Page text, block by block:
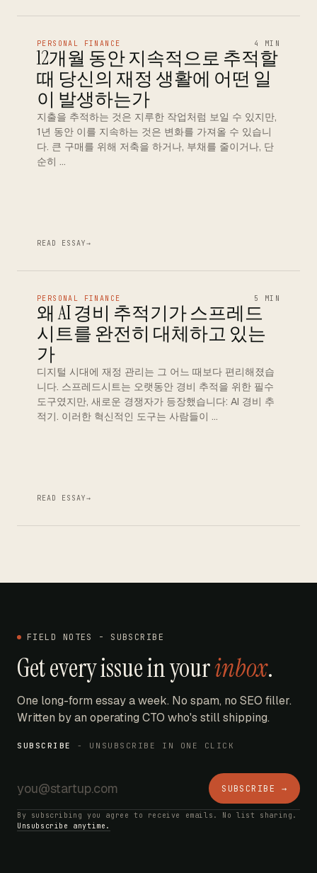
PERSONAL FINANCE 4 MIN
12개월 동안 지속적으로 추적할
때 당신의 재정 생활에 어떤 일
이 발생하는가
지출을 추적하는 것은 지루한 작업처럼 보일 수 있지만,
1년 동안 이를 지속하는 것은 변화를 가져올 수 있습니
다. 큰 구매를 위해 저축을 하거나, 부채를 줄이거나, 단
순히 …
READ ESSAY→
PERSONAL FINANCE 5 MIN
왜 AI 경비 추적기가 스프레드
시트를 완전히 대체하고 있는
가
디지털 시대에 재정 관리는 그 어느 때보다 편리해졌습
니다. 스프레드시트는 오랫동안 경비 추적을 위한 필수
도구였지만, 새로운 경쟁자가 등장했습니다: AI 경비 추
적기. 이러한 혁신적인 도구는 사람들이 …
READ ESSAY→
FIELD NOTES - SUBSCRIBE
Get every issue in yourinbox.
One long-form essay a week. No spam, no SEO filler.
Written by an operating CTO who's still shipping.
SUBSCRIBE - UNSUBSCRIBE IN ONE CLICK
SUBSCRIBE →
By subscribing you agree to receive emails. No list sharing.
Unsubscribe anytime.